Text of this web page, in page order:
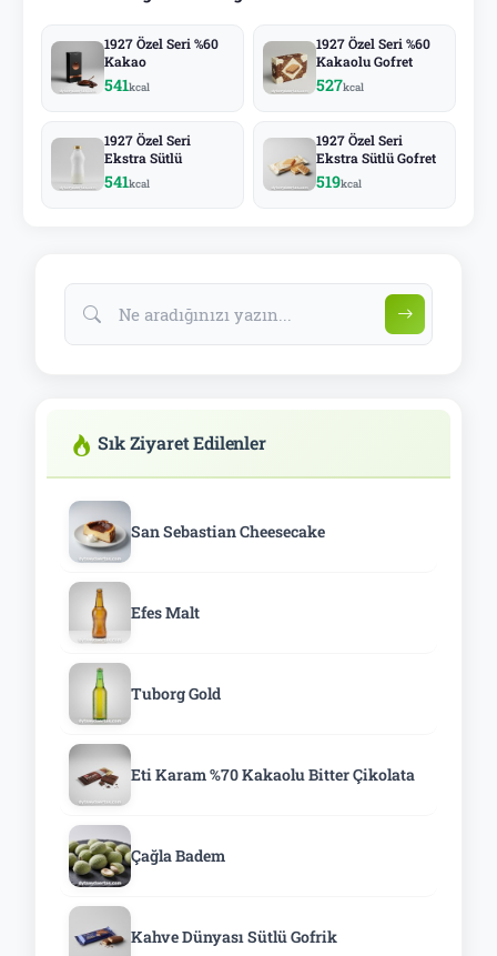
1927 Özel Seri %60
Kakao
541kcal
1927 Özel Seri %60
Kakaolu Gofret
527kcal
1927 Özel Seri
Ekstra Sütlü
541kcal
1927 Özel Seri
Ekstra Sütlü Gofret
519kcal
Sık Ziyaret Edilenler
San Sebastian Cheesecake
Efes Malt
Tuborg Gold
Eti Karam %70 Kakaolu Bitter Çikolata
Çağla Badem
Kahve Dünyası Sütlü Gofrik